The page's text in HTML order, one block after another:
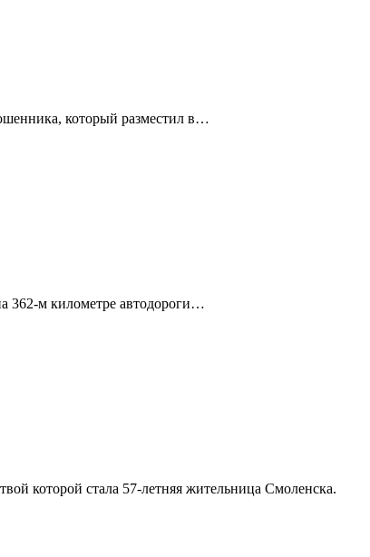
который разместил в…
362-м километре автодороги…
которой стала 57-летняя жительница Смоленска.